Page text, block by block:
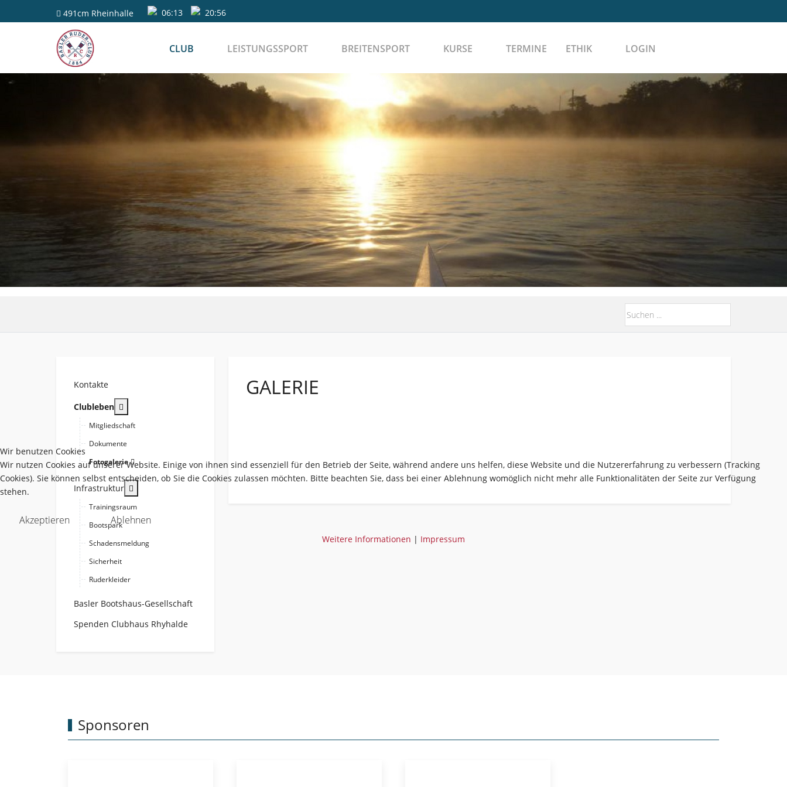
491cm Rheinhalle 06:13 20:56
CLUB LEISTUNGSSPORT BREITENSPORT KURSE TERMINE ETHIK LOGIN
Kontakte
Clubleben
Mitgliedschaft
Dokumente
Fotogalerie
Infrastruktur
Trainingsraum
Bootspark
Schadensmeldung
Sicherheit
Ruderkleider
Basler Bootshaus-Gesellschaft
Spenden Clubhaus Rhyhalde
GALERIE
Sponsoren
Wir benutzen Cookies
Wir nutzen Cookies auf unserer Website. Einige von ihnen sind essenziell für den Betrieb der Seite, während andere uns helfen, diese Website und die Nutzererfahrung zu verbessern (Tracking
Cookies). Sie können selbst entscheiden, ob Sie die Cookies zulassen möchten. Bitte beachten Sie, dass bei einer Ablehnung womöglich nicht mehr alle Funktionalitäten der Seite zur Verfügung
stehen.
Akzeptieren Ablehnen
Weitere Informationen | Impressum